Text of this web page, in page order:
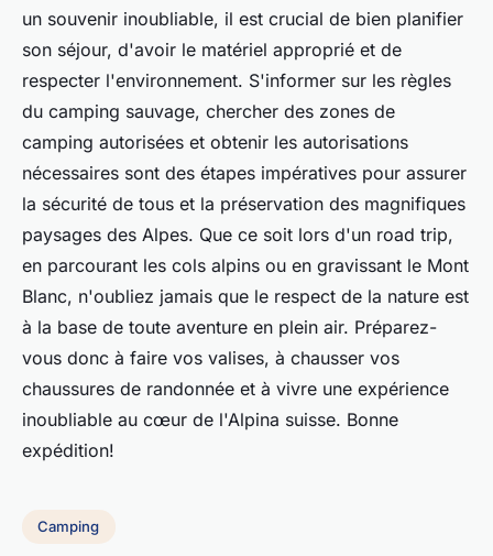
un souvenir inoubliable, il est crucial de bien planifier
son séjour, d'avoir le matériel approprié et de
respecter l'environnement. S'informer sur les règles
du camping sauvage, chercher des zones de
camping autorisées et obtenir les autorisations
nécessaires sont des étapes impératives pour assurer
la sécurité de tous et la préservation des magnifiques
paysages des Alpes. Que ce soit lors d'un road trip,
en parcourant les cols alpins ou en gravissant le Mont
Blanc, n'oubliez jamais que le respect de la nature est
à la base de toute aventure en plein air. Préparez-
vous donc à faire vos valises, à chausser vos
chaussures de randonnée et à vivre une expérience
inoubliable au cœur de l'Alpina suisse. Bonne
expédition!
Camping